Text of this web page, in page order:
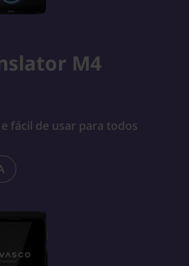
M4
fácil de usar para todos